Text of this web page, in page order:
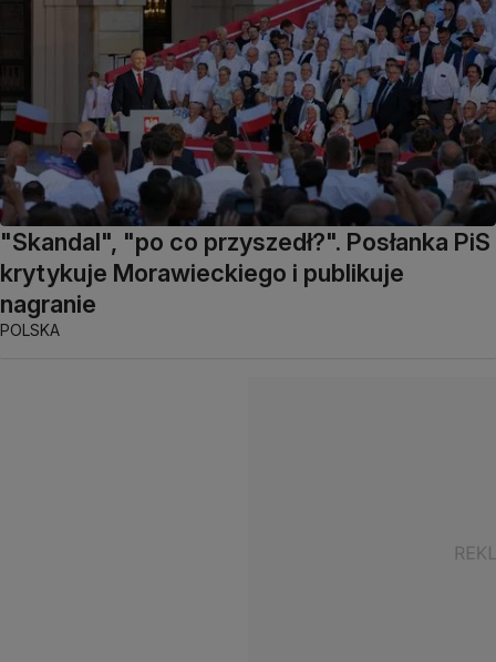
"Skandal", "po co przyszedł?". Posłanka PiS
krytykuje Morawieckiego i publikuje
nagranie
POLSKA